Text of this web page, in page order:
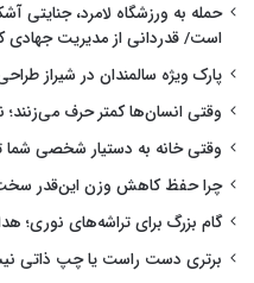
حمله به ورزشگاه لامرد، جنایتی
است/ قدردانی از مدیریت جهادی
پارک ویژه سالمندان در شیراز
وقتی انسان‌ها کمتر حرف
وقتی خانه به دستیار شخصی
چرا حفظ کاهش وزن این‌قدر
گام بزرگ برای تراشه‌های نوری؛
برتری دست راست یا چپ ذاتی